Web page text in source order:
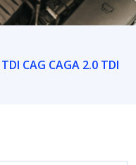
CAG CAGA 2.0 TDI